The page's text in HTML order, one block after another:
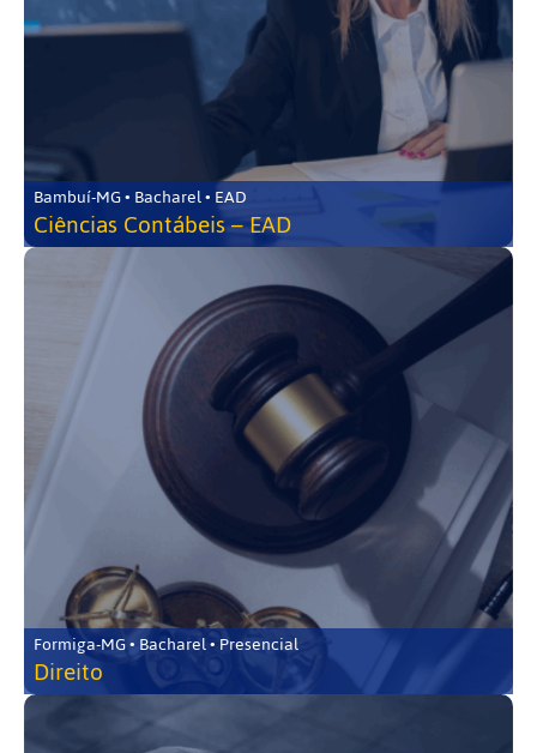
Bambuí-MG • Bacharel • EAD
Ciências Contábeis – EAD
Formiga-MG • Bacharel • Presencial
Direito